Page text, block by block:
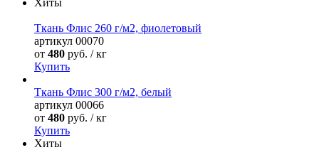
Ткань Флис 260 г/м2, фиолетовый
артикул 00070
от 480 руб. / кг
Купить
Ткань Флис 300 г/м2, белый
артикул 00066
от 480 руб. / кг
Купить
Хиты